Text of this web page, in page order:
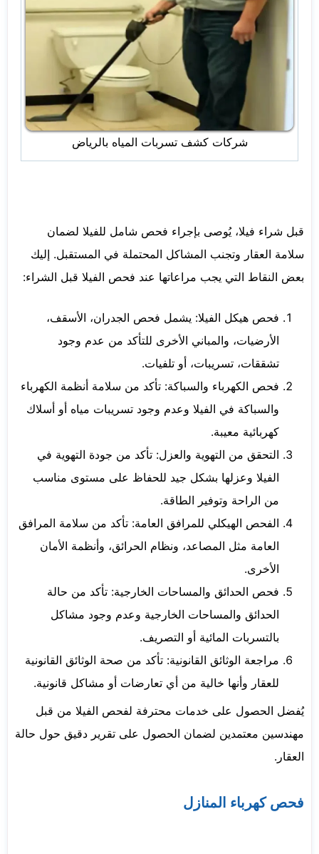
شركات كشف تسربات المياه بالرياض
قبل شراء فيلا، يُوصى بإجراء فحص شامل للفيلا لضمان
سلامة العقار وتجنب المشاكل المحتملة في المستقبل. إليك
بعض النقاط التي يجب مراعاتها عند فحص الفيلا قبل الشراء:
فحص هيكل الفيلا: يشمل فحص الجدران، الأسقف،
الأرضيات، والمباني الأخرى للتأكد من عدم وجود
تشققات، تسريبات، أو تلفيات.
فحص الكهرباء والسباكة: تأكد من سلامة أنظمة الكهرباء
والسباكة في الفيلا وعدم وجود تسريبات مياه أو أسلاك
كهربائية معيبة.
التحقق من التهوية والعزل: تأكد من جودة التهوية في
الفيلا وعزلها بشكل جيد للحفاظ على مستوى مناسب
من الراحة وتوفير الطاقة.
الفحص الهيكلي للمرافق العامة: تأكد من سلامة المرافق
العامة مثل المصاعد، ونظام الحرائق، وأنظمة الأمان
الأخرى.
فحص الحدائق والمساحات الخارجية: تأكد من حالة
الحدائق والمساحات الخارجية وعدم وجود مشاكل
بالتسربات المائية أو التصريف.
مراجعة الوثائق القانونية: تأكد من صحة الوثائق القانونية
للعقار وأنها خالية من أي تعارضات أو مشاكل قانونية.
يُفضل الحصول على خدمات محترفة لفحص الفيلا من قبل
مهندسين معتمدين لضمان الحصول على تقرير دقيق حول حالة
العقار.
فحص كهرباء المنازل